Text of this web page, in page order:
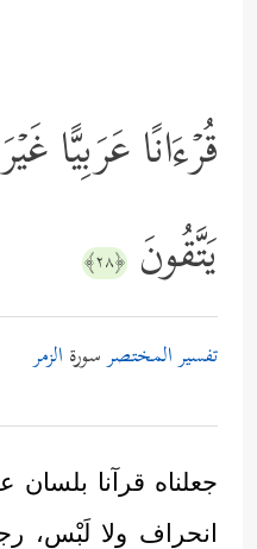
قُرۡءَانًا عَرَبِیًّا
یَتَّقُونَ ﴿٢٨﴾
تفسير المختصرسورة الزمر
جعلناه قرآنا بلسان
انحراف ولا لَبْس،